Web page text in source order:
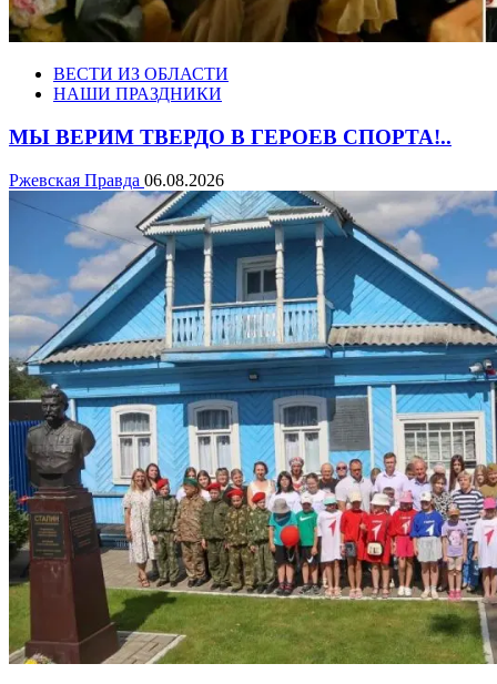
ВЕСТИ ИЗ ОБЛАСТИ
НАШИ ПРАЗДНИКИ
МЫ ВЕРИМ ТВЕРДО В ГЕРОЕВ СПОРТА!..
Ржевская Правда 06.08.2026